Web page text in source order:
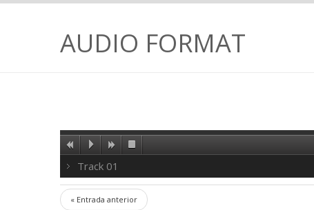
AUDIO FORMAT
Track 01
« Entrada anterior